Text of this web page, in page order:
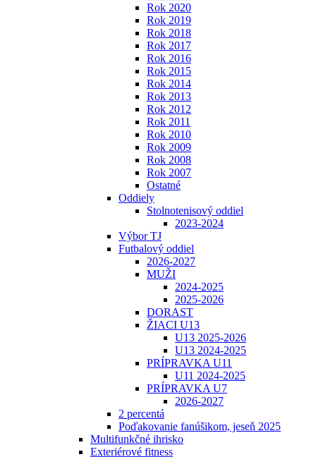
Rok 2020
Rok 2019
Rok 2018
Rok 2017
Rok 2016
Rok 2015
Rok 2014
Rok 2013
Rok 2012
Rok 2011
Rok 2010
Rok 2009
Rok 2008
Rok 2007
Ostatné
Oddiely
Stolnotenisový oddiel
2023-2024
Výbor TJ
Futbalový oddiel
2026-2027
MUŽI
2024-2025
2025-2026
DORAST
ŽIACI U13
U13 2025-2026
U13 2024-2025
PRÍPRAVKA U11
U11 2024-2025
PRÍPRAVKA U7
2026-2027
2 percentá
Poďakovanie fanúšikom, jeseň 2025
Multifunkčné ihrisko
Exteriérové fitness